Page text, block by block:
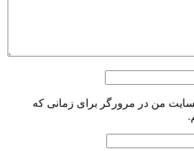
من در مرورگر برای زمانی که